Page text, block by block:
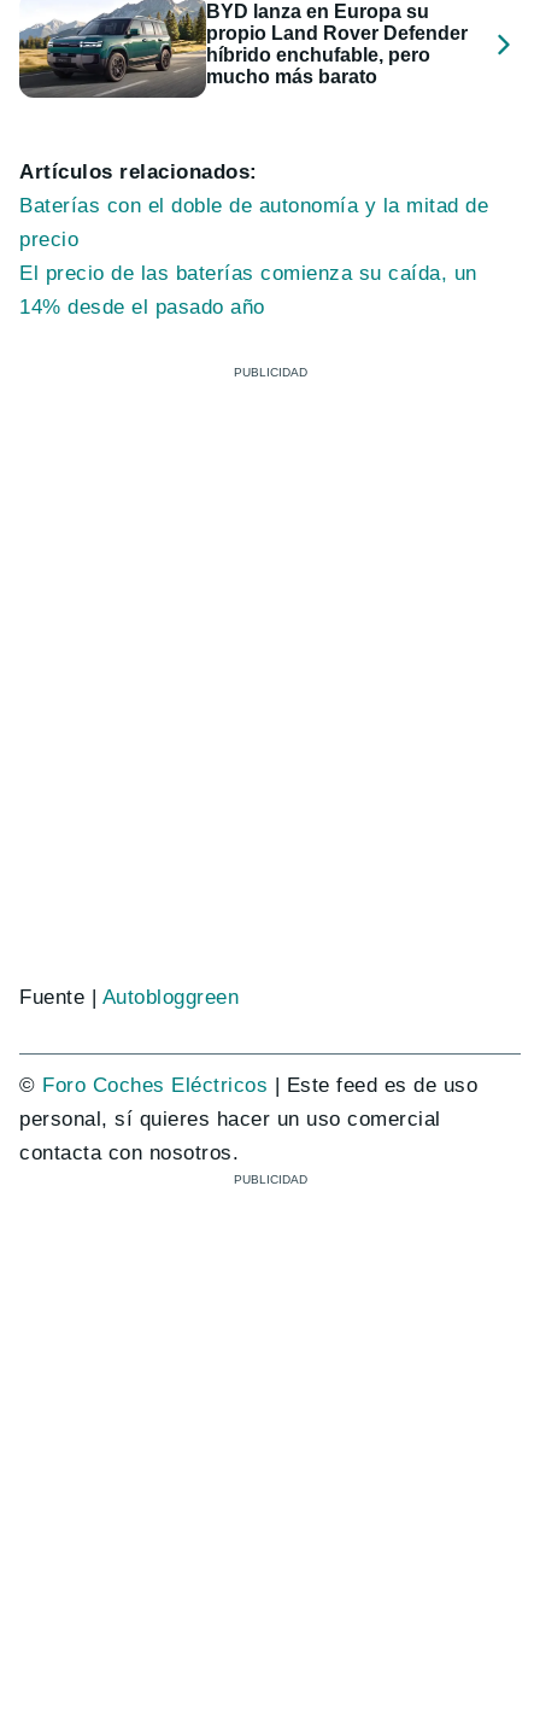
BYD lanza en Europa su
propio Land Rover Defender
híbrido enchufable, pero
mucho más barato
Artículos relacionados:
Baterías con el doble de autonomía y la mitad de
precio
El precio de las baterías comienza su caída, un
14% desde el pasado año
Fuente | Autobloggreen
© Foro Coches Eléctricos | Este feed es de uso
personal, sí quieres hacer un uso comercial
contacta con nosotros.